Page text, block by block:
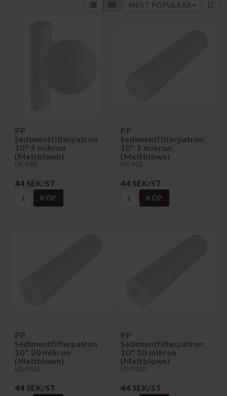
MEST POPULÄRA
PP
Sedimentfilterpatron
10" 5 mikron
(Meltblown)
US-PS5
44 SEK/ST
KÖP
PP
Sedimentfilterpatron
10" 1 mikron
(Meltblown)
US-PS1
44 SEK/ST
KÖP
PP
Sedimentfilterpatron
10" 20 mikron
(Meltblown)
US-PS20
44 SEK/ST
PP
Sedimentfilterpatron
10" 10 mikron
(Meltblown)
US-PS10
44 SEK/ST